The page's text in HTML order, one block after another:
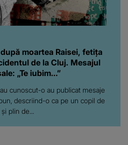
moartea Raisei, fetița
de la Cluj. Mesajul
„Te iubim…”
cunoscut-o au publicat mesaje
descriind-o ca pe un copil de
plin de...